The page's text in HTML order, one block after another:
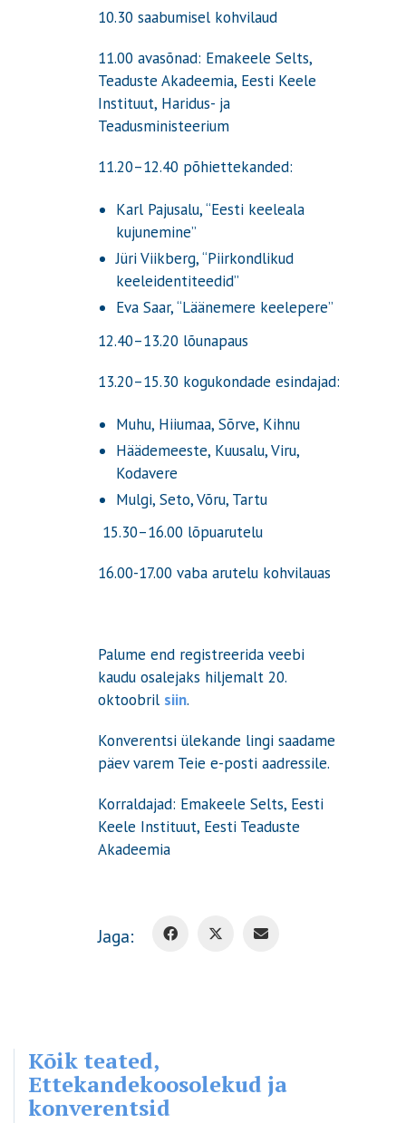
10.30 saabumisel kohvilaud
11.00 avasõnad: Emakeele Selts,
Teaduste Akadeemia, Eesti Keele
Instituut, Haridus- ja
Teadusministeerium
11.20–12.40 põhiettekanded:
Karl Pajusalu, “Eesti keeleala
kujunemine”
Jüri Viikberg, “Piirkondlikud
keeleidentiteedid”
Eva Saar, “Läänemere keelepere”
12.40–13.20 lõunapaus
13.20–15.30 kogukondade esindajad:
Muhu, Hiiumaa, Sõrve, Kihnu
Häädemeeste, Kuusalu, Viru,
Kodavere
Mulgi, Seto, Võru, Tartu
15.30–16.00 lõpuarutelu
16.00-17.00 vaba arutelu kohvilauas
Palume end registreerida veebi
kaudu osalejaks hiljemalt 20.
oktoobril siin.
Konverentsi ülekande lingi saadame
päev varem Teie e-posti aadressile.
Korraldajad: Emakeele Selts, Eesti
Keele Instituut, Eesti Teaduste
Akadeemia
Jaga:
Kõik teated,
Ettekandekoosolekud ja
konverentsid